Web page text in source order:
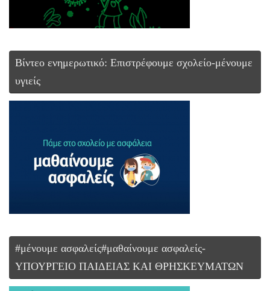
Βίντεο ενημερωτικό: Επιστρέφουμε σχολείο-μένουμε
υγιείς
#μένουμε ασφαλείς#μαθαίνουμε ασφαλείς-
ΥΠΟΥΡΓΕΙΟ ΠΑΙΔΕΙΑΣ ΚΑΙ ΘΡΗΣΚΕΥΜΑΤΩΝ